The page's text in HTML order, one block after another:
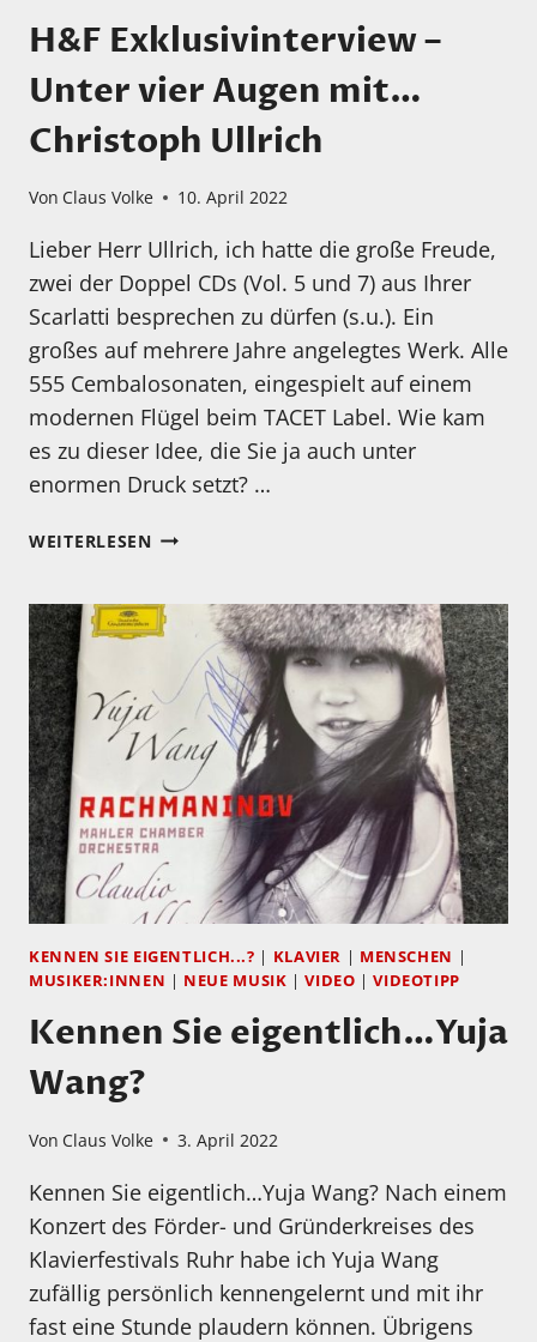
H&F Exklusivinterview –
Unter vier Augen mit…
Christoph Ullrich
Von Claus Volke 10. April 2022
Lieber Herr Ullrich, ich hatte die große Freude,
zwei der Doppel CDs (Vol. 5 und 7) aus Ihrer
Scarlatti besprechen zu dürfen (s.u.). Ein
großes auf mehrere Jahre angelegtes Werk. Alle
555 Cembalosonaten, eingespielt auf einem
modernen Flügel beim TACET Label. Wie kam
es zu dieser Idee, die Sie ja auch unter
enormen Druck setzt? …
WEITERLESENH&F
UNTER
VIER
AUGEN
MIT…
CHRISTOPH
ULLRICH
KENNEN SIE EIGENTLICH...? | KLAVIER | MENSCHEN |
MUSIKER:INNEN | NEUE MUSIK |VIDEO |VIDEOTIPP
Kennen Sie eigentlich…Yuja
Wang?
Von Claus Volke 3. April 2022
Kennen Sie eigentlich…Yuja Wang? Nach einem
Konzert des Förder- und Gründerkreises des
Klavierfestivals Ruhr habe ich Yuja Wang
zufällig persönlich kennengelernt und mit ihr
fast eine Stunde plaudern können. Übrigens